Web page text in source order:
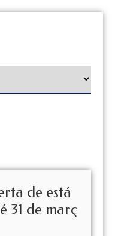
de está
31 de març